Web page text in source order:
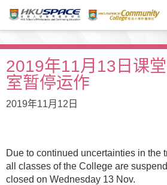
主
容2019年11月13日课
室暂停运作
2019年11月12日
Due to continued uncertainties in the
all classes of the College are
closed on Wednesday 13 Nov.